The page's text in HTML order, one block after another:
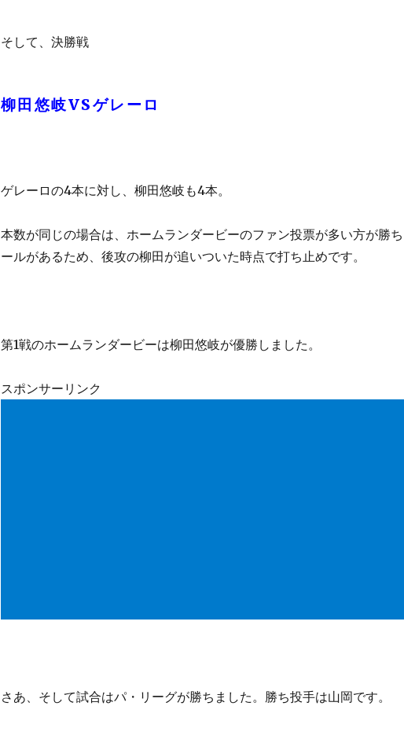
そして、決勝戦
柳田悠岐VSゲレーロ
ゲレーロの4本に対し、柳田悠岐も4本。
本数が同じの場合は、ホームランダービーのファン投票が多い方が勝
ールがあるため、後攻の柳田が追いついた時点で打ち止めです。
第1戦のホームランダービーは柳田悠岐が優勝しました。
スポンサーリンク
さあ、そして試合はパ・リーグが勝ちました。勝ち投手は山岡です。